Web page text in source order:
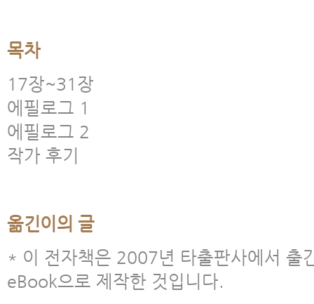
목차
17장~31장
에필로그 1
에필로그 2
작가 후기
옮긴이의 글
* 이 전자책은 2007년 타출판사에서 출간
eBook으로 제작한 것입니다.